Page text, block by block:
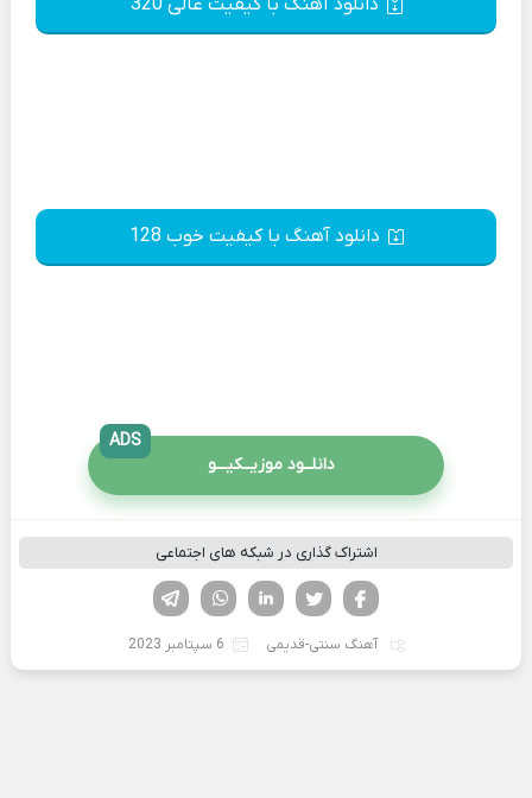
دانلود آهنگ با کیفیت عالی 320
دانلود آهنگ با کیفیت خوب 128
دانلــود موزیــکیـــو
ADS
اشتراک گذاری در شبکه های اجتماعی
لینکدین تویتر
فیسوک
آهنگ سنتی-قدیمی 6 سپتامبر 2023